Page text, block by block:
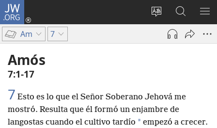
JW.ORG
Cambiar
idioma
del sitio
Iniciar
sesión
en
jw.org
Am 7
Amós
7:1-17
7 Esto es lo que el Señor Soberano Jehová me
mostró. Resulta que él formó un enjambre de
langostas cuando el cultivo tardío * empezó a crecer.